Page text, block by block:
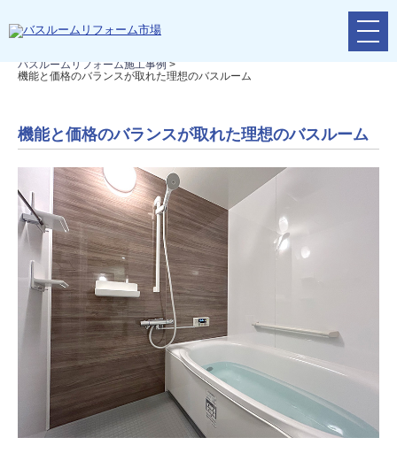
メ
ニ
バスルームリフォーム施工事例 >
機能と価格のバランスが取れた理想のバスルーム
機能と価格のバランスが取れた理想のバスルーム